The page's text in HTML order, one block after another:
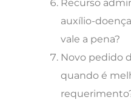
Recurso
auxílio-
vale a pena?
Novo pedido
quando é